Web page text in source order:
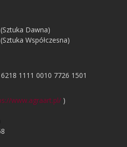
Dawna)
Współczesna)
1111 0010 7726 1501
www.agraart.pl/ )